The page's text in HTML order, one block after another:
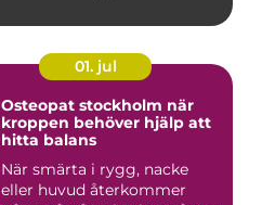
01. jul
Osteopat stockholm när
kroppen behöver hjälp att
hitta balans
När smärta i rygg, nacke
eller huvud återkommer